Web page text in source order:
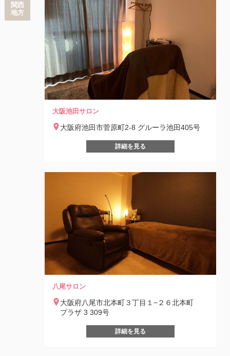
関西
地方
大阪池田サロン
大阪府池田市菅原町2-8 グルーラ池田405号
詳細を見る
八尾サロン
大阪府八尾市北本町３丁目１−２６北本町
プラザ 3 309号
詳細を見る